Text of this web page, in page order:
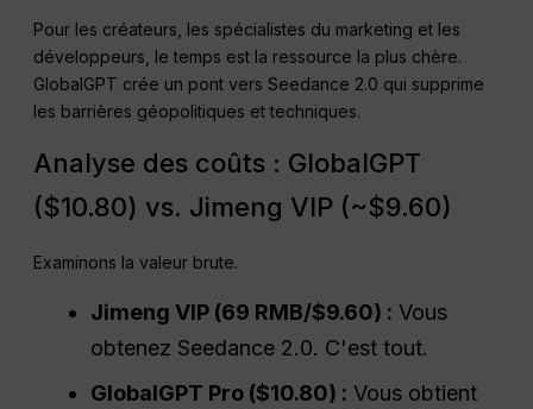
Pour les créateurs, les spécialistes du marketing et les
développeurs, le temps est la ressource la plus chère.
GlobalGPT crée un pont vers Seedance 2.0 qui supprime
les barrières géopolitiques et techniques.
Analyse des coûts : GlobalGPT
($10.80) vs. Jimeng VIP (~$9.60)
Examinons la valeur brute.
Jimeng VIP (69 RMB/$9.60) : Vous
obtenez Seedance 2.0. C'est tout.
GlobalGPT Pro ($10.80) : Vous obtient